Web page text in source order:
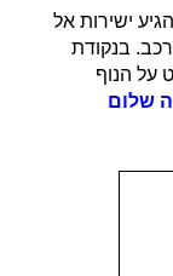
ישירות אל
בנקודת
על הנוף
שלום